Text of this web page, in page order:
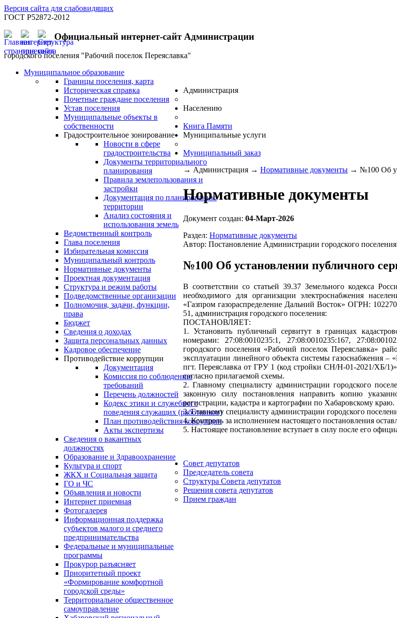
Версия сайта для слабовидящих
ГОСТ Р52872-2012
Официальный интернет-сайт Администрации
городского поселения "Рабочий поселок Переяславка"
Муниципальное образование
Границы поселения, карта
Историческая справка
Почетные граждане поселения
Устав поселения
Муниципальные объекты в
собственности
Градостроительное зонирование
Новости в сфере
градостроительства
Документы территориального
планирования
Правила землепользования и
застройки
Документация по планированию
территории
Анализ состояния и
использования земель
Ведомственный контроль
Глава поселения
Избирательная комиссия
Муниципальный контроль
Администрация
Нормативные документы
Проектная документация
Структура и режим работы
Подведомственные организации
Полномочия, задачи, функции,
права
Бюджет
Сведения о доходах
Защита персональных данных
Кадровое обеспечение
Противодействие коррупции
Документация
Комиссия по соблюдению
требований
Перечень должностей
Кодекс этики и служебного
поведения служащих (работников)
План противодействия коррупции
Акты экспертизы
Сведения о вакантных
должностях
Населению
Образование и Здравоохранение
Культура и спорт
ЖКХ и Социальная защита
ГО и ЧС
Объявления и новости
Интернет приемная
Фотогалерея
Информационная поддержка
субъектов малого и среднего
предпринимательства
Федеральные и муниципальные
программы
Прокурор разъясняет
Приоритетный проект
«Формирование комфортной
городской среды»
Территориальное общественное
самоуправление
Книга Памяти
Муниципальные услуги
Муниципальный заказ
→ Администрация → Нормативные документы → №100 Об
Нормативные документы
Документ создан: 04-Март-2026
Раздел: Нормативные документы
Автор: Постановление Администрации городского поселения
№100 Об установлении публичного
В соответствии со статьей 39.37 Земельного кодекса
необходимого для организации электроснабжения
«Газпром газораспределение Дальний Восток» ОГРН:
51, администрация городского поселения:
ПОСТАНОВЛЯЕТ:
1. Установить публичный сервитут в границах
номерами: 27:08:0010235:1, 27:08:0010235:167,
городского поселения «Рабочий поселок Переяславка»
эксплуатации линейного объекта системы газоснабжения
пгт. Переяславка от ГРУ 1 (код стройки СН/Н-01-2021/ХБ/
согласно прилагаемой схемы.
2. Главному специалисту администрации городского
законную силу постановления направить копию
регистрации, кадастра и картографии по Хабаровскому краю.
3. Главному специалисту администрации городского
4. Контроль за исполнением настоящего постановления
5. Настоящее постановление вступает в силу после его
Совет депутатов
Председатель совета
Структура Совета депутатов
Решения совета депутатов
Прием граждан